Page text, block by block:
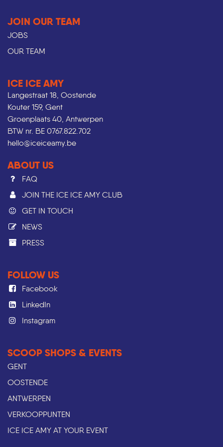
JOIN OUR TEAM
JOBS
OUR TEAM
ICE ICE AMY
Langestraat 18, Oostende
Kouter 159, Gent
Groenplaats 40, Antwerpen
BTW nr. BE 0767.822.702
hello@iceiceamy.be
ABOUT US
FAQ
JOIN THE ICE ICE AMY CLUB
GET IN TOUCH
NEWS
PRESS​
FOLLOW US
Facebook
LinkedIn
Instagram
SCOOP SHOPS & EVENTS
GENT
OOSTENDE
ANTWERPEN
VERKOOPPUNTEN
ICE ICE AMY AT YOUR EVENT